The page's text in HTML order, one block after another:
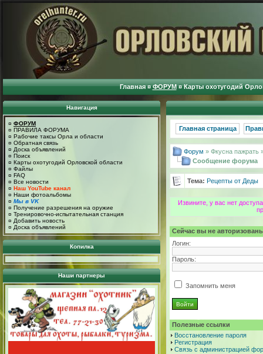
Главная ¤ ФОРУМ ¤ Карты охотугодий
Навигация
¤ ФОРУМ
¤ ПРАВИЛА ФОРУМА
¤ Рабочие таксы Орла и области
¤ Обратная связь
¤ Доска объявлений
¤ Поиск
¤ Карты охотугодий Орловской области
¤ Файлы
¤ FAQ
¤ Все новости
¤ Наш YouTube канал
¤ Наши фотоальбомы
¤ Мы в VK
¤ Получение разрешения на оружие
¤ Тренировочно-испытательная станция
¤ Добавить новость
¤ Доска объявлений
Копилка
Наши партнеры
Главная страница
Форум » Фкусна пажрать
Сообщение форума
Тема: Рецепты от Деды
Извините, у вас нет
Сейчас вы не
Логин:
Пароль:
Запомнить меня
Полезные ссылки
Восстановление пароля
Регистрация
Связь с администрацией